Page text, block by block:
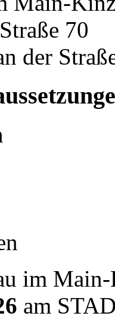
70
der
im
am